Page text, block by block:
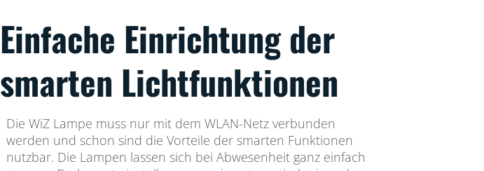
Einfache Einrichtung der
smarten Lichtfunktionen
Die WiZ Lampe muss nur mit dem WLAN-Netz verbunden
werden und schon sind die Vorteile der smarten Funktionen
nutzbar. Die Lampen lassen sich bei Abwesenheit ganz einfach